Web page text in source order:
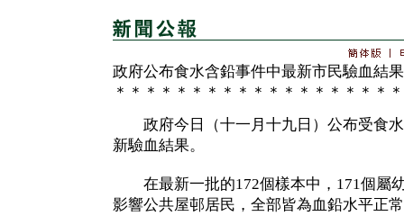
政府公布食水含鉛事件中最新市民驗血結果
＊＊＊＊＊＊＊＊＊＊＊＊＊＊＊＊＊＊＊
政府今日（十一月十九日）公布受食水
新驗血結果。
在最新一批的172個樣本中，171個屬
影響公共屋邨居民，全部皆為血鉛水平正